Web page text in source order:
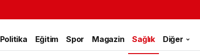
Politika Eğitim Spor Magazin Sağlık Diğer